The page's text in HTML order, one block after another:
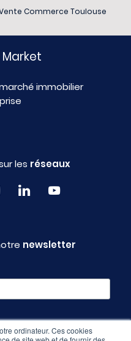
ordinateur. Ces cookies
Commerce Toulouse
Market
immobilier
les réseaux
newsletter